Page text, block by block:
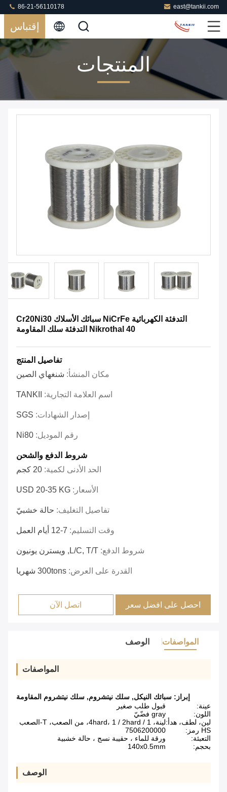
east@tankii.com
86-21-56110178
إقتباس
المنتجات
التدفئة الكهربائية NiCrFe سبائك الأسلاك Cr20Ni30
Nikrothal 40 التدفئة سلك المقاومة
تفاصيل المنتج
مكان المنشأ: شنغهاي الصين
اسم العلامة التجارية: TANKII
إصدار الشهادات: SGS
رقم الموديل: Ni80
شروط الدفع والشحن
الحد الأدنى لكمية: 20 كجم
الأسعار: USD 20-35 KG
تفاصيل التغليف: حالة خشبيّ
وقت التسليم: 7-12 أيام العمل
شروط الدفع: L/C, T/T, ويسترن يونيون
القدرة على العرض: 300tons شهريا
احصل على افضل سعر اتصل الآن
المواصفات الوصف
المواصفات
إبراز: سبائك النيكل, سلك نيتشروم, سلك نيتشروم المقاومة
عينة:
قبول طلب صغير
اللون:
gray فضّيّ
لين، لطف، هدأ:لينة، 1 / ​​4hard، 1 / ​​2hard، من الصعب، T-الصعب
HS رمز:
7506200000
التعبئة:
ورقة للماء ، حقيبة نسج ، حالة خشبية
بحجم:
140x0.5mm
الوصف